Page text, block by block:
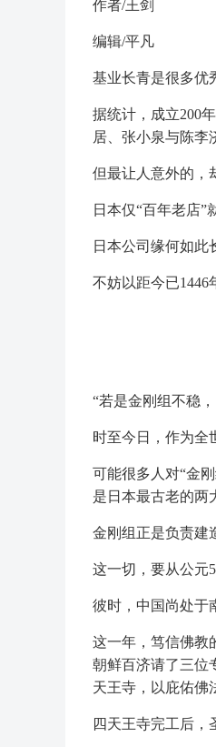
作者/王剑
编辑/平凡
基业长青是很多优
据统计，成立200
居、张小泉与陈李
但最让人意外的，
日本仅“百年老店”
日本公司缘何如此
不妨以距今已1446
“若是金刚组不稳
时至今日，作为全
可能很多人对“金
是日本最古老的两
金刚组正是负责建
这一切，要从公元
彼时，中国尚处
这一年，笃信佛教
朝鲜百济请了三
天王寺，以庇佑佛
四天王寺完工后，